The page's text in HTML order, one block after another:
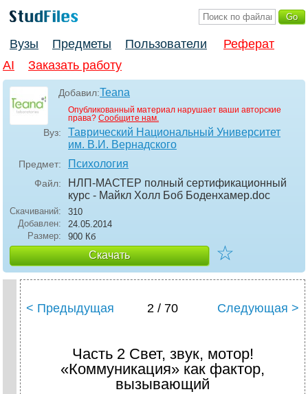
Вузы Предметы Пользователи
Реферат
AI
Заказать работу
Добавил:Teana
Опубликованный материал нарушает ваши авторские
права? Сообщите нам.
Вуз:
Таврический Национальный Университет
им. В.И. Вернадского
Предмет: Психология
Файл:
НЛП-МАСТЕР полный сертификационный
курс - Майкл Холл Боб Боденхамер.doc
Скачиваний:
310
Добавлен:
24.05.2014
Размер:
900 Кб
Скачать ☆
< Предыдущая 2 / 70 Следующая >
Часть 2 Свет, звук, мотор!
«Коммуникация» как фактор,
вызывающий